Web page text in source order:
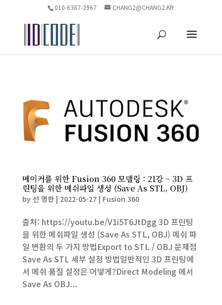
010-6387-2967 CHANG2@CHANG2.KR
메이커를 위한 Fusion 360 모델링 : 21강 – 3D 프
린팅을 위한 메쉬파일 생성 (Save As STL, OBJ)
by 선 명한| 2022-05-27| Fusion 360
출처: https://youtu.be/V1i5T6JtDgg 3D 프린팅
을 위한 메쉬파일 생성 (Save As STL, OBJ) 메쉬 파
일 변환의 두 가지 방법Export to STL / OBJ 문제점
Save As STL 세부 설정 방법일반적인 3D 프린팅에
서 메쉬 품질 설정은 어떻게?Direct Modeling 에서
Save As OBJ...